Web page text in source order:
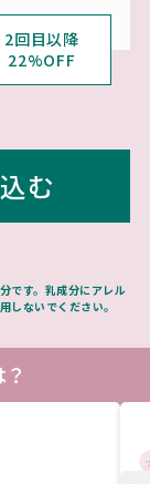
2回目以降
22%OFF
む
です。乳成分にアレル
しないでください。